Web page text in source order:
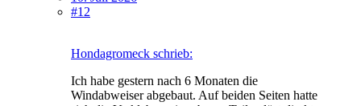
#12
Hondagromeck schrieb:
Ich habe gestern nach 6 Monaten die
Windabweiser abgebaut. Auf beiden Seiten hatte